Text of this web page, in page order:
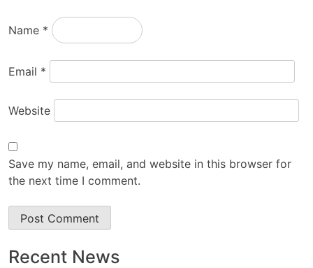
Name *
Email *
Website
Save my name, email, and website in this browser for
the next time I comment.
Recent News